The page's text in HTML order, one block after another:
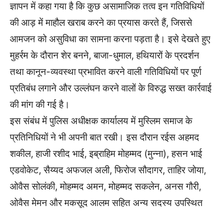
ज्ञापन में कहा गया है कि कुछ असामाजिक तत्व इन गतिविधियों
की आड़ में माहौल खराब करने का प्रयास करते हैं, जिससे
आमजन को असुविधा का सामना करना पड़ता है। इसे देखते हुए
मुहर्रम के दौरान शेर बनने, बाजा-धुमाल, हथियारों के प्रदर्शन
तथा कानून-व्यवस्था प्रभावित करने वाली गतिविधियों पर पूर्ण
प्रतिबंध लगाने और उल्लंघन करने वालों के विरुद्ध सख्त कार्रवाई
की मांग की गई है।
इस संबंध में पुलिस अधीक्षक कार्यालय में मुस्लिम समाज के
प्रतिनिधियों ने भी अपनी बात रखी। इस दौरान रईस अहमद
शकील, हाजी रशीद भाई, इब्राहिम मोहम्मद (मुन्ना), हसन भाई
एडवोकेट, सैय्यद अफजल अली, फिरोज सौदागर, ताहिर जोया,
ओवैस सोलंकी, मोहम्मद अमन, मोहम्मद सकलेन, अनस गौरी,
ओवैस मेमन और मकसूद आलम सहित अन्य सदस्य उपस्थित